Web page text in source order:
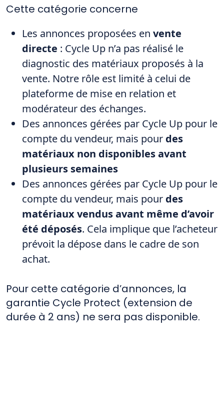
Cette catégorie concerne
Les annonces proposées en vente
directe : Cycle Up n’a pas réalisé le
diagnostic des matériaux proposés à la
vente. Notre rôle est limité à celui de
plateforme de mise en relation et
modérateur des échanges.
Des annonces gérées par Cycle Up pour le
compte du vendeur, mais pour des
matériaux non disponibles avant
plusieurs semaines
Des annonces gérées par Cycle Up pour le
compte du vendeur, mais pour des
matériaux vendusavant même d’avoir
été déposés. Cela implique que l’acheteur
prévoit la dépose dans le cadre de son
achat.
Pour cette catégorie d’annonces, la
garantie Cycle Protect (extension de
durée à 2 ans) ne sera pas disponible.